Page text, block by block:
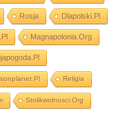
Rosja Dlapolski.pl
Magnapolonia.org
Religia
Stolikwolnosci.org